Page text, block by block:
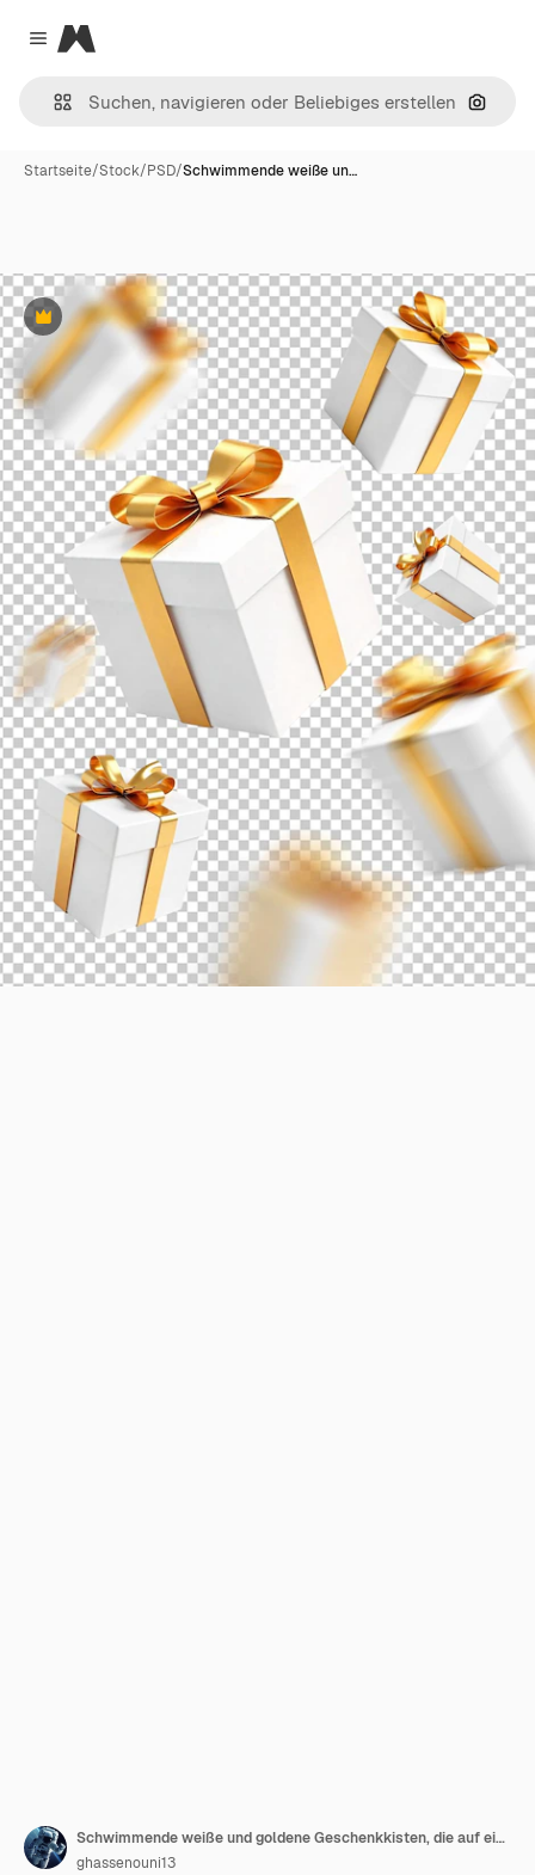
Close menu
Magnific
Nach
Startseite/Stock/PSD/Schwimmende weiße un…
Premium
Schwimmende weiße und goldene Geschenkkisten, die auf einem durchsichtigen Hintergrund schweben und fliegen
ghassenouni13